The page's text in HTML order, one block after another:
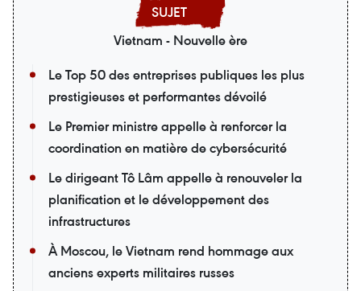
Vietnam - Nouvelle ère
Le Top 50 des entreprises publiques les plus
prestigieuses et performantes dévoilé
Le Premier ministre appelle à renforcer la
coordination en matière de cybersécurité
Le dirigeant Tô Lâm appelle à renouveler la
planification et le développement des
infrastructures
À Moscou, le Vietnam rend hommage aux
anciens experts militaires russes